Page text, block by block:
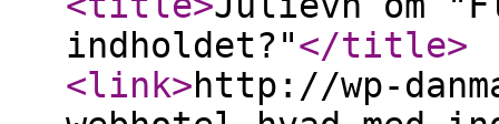
indholdet?"</title>
<link>http://wp-